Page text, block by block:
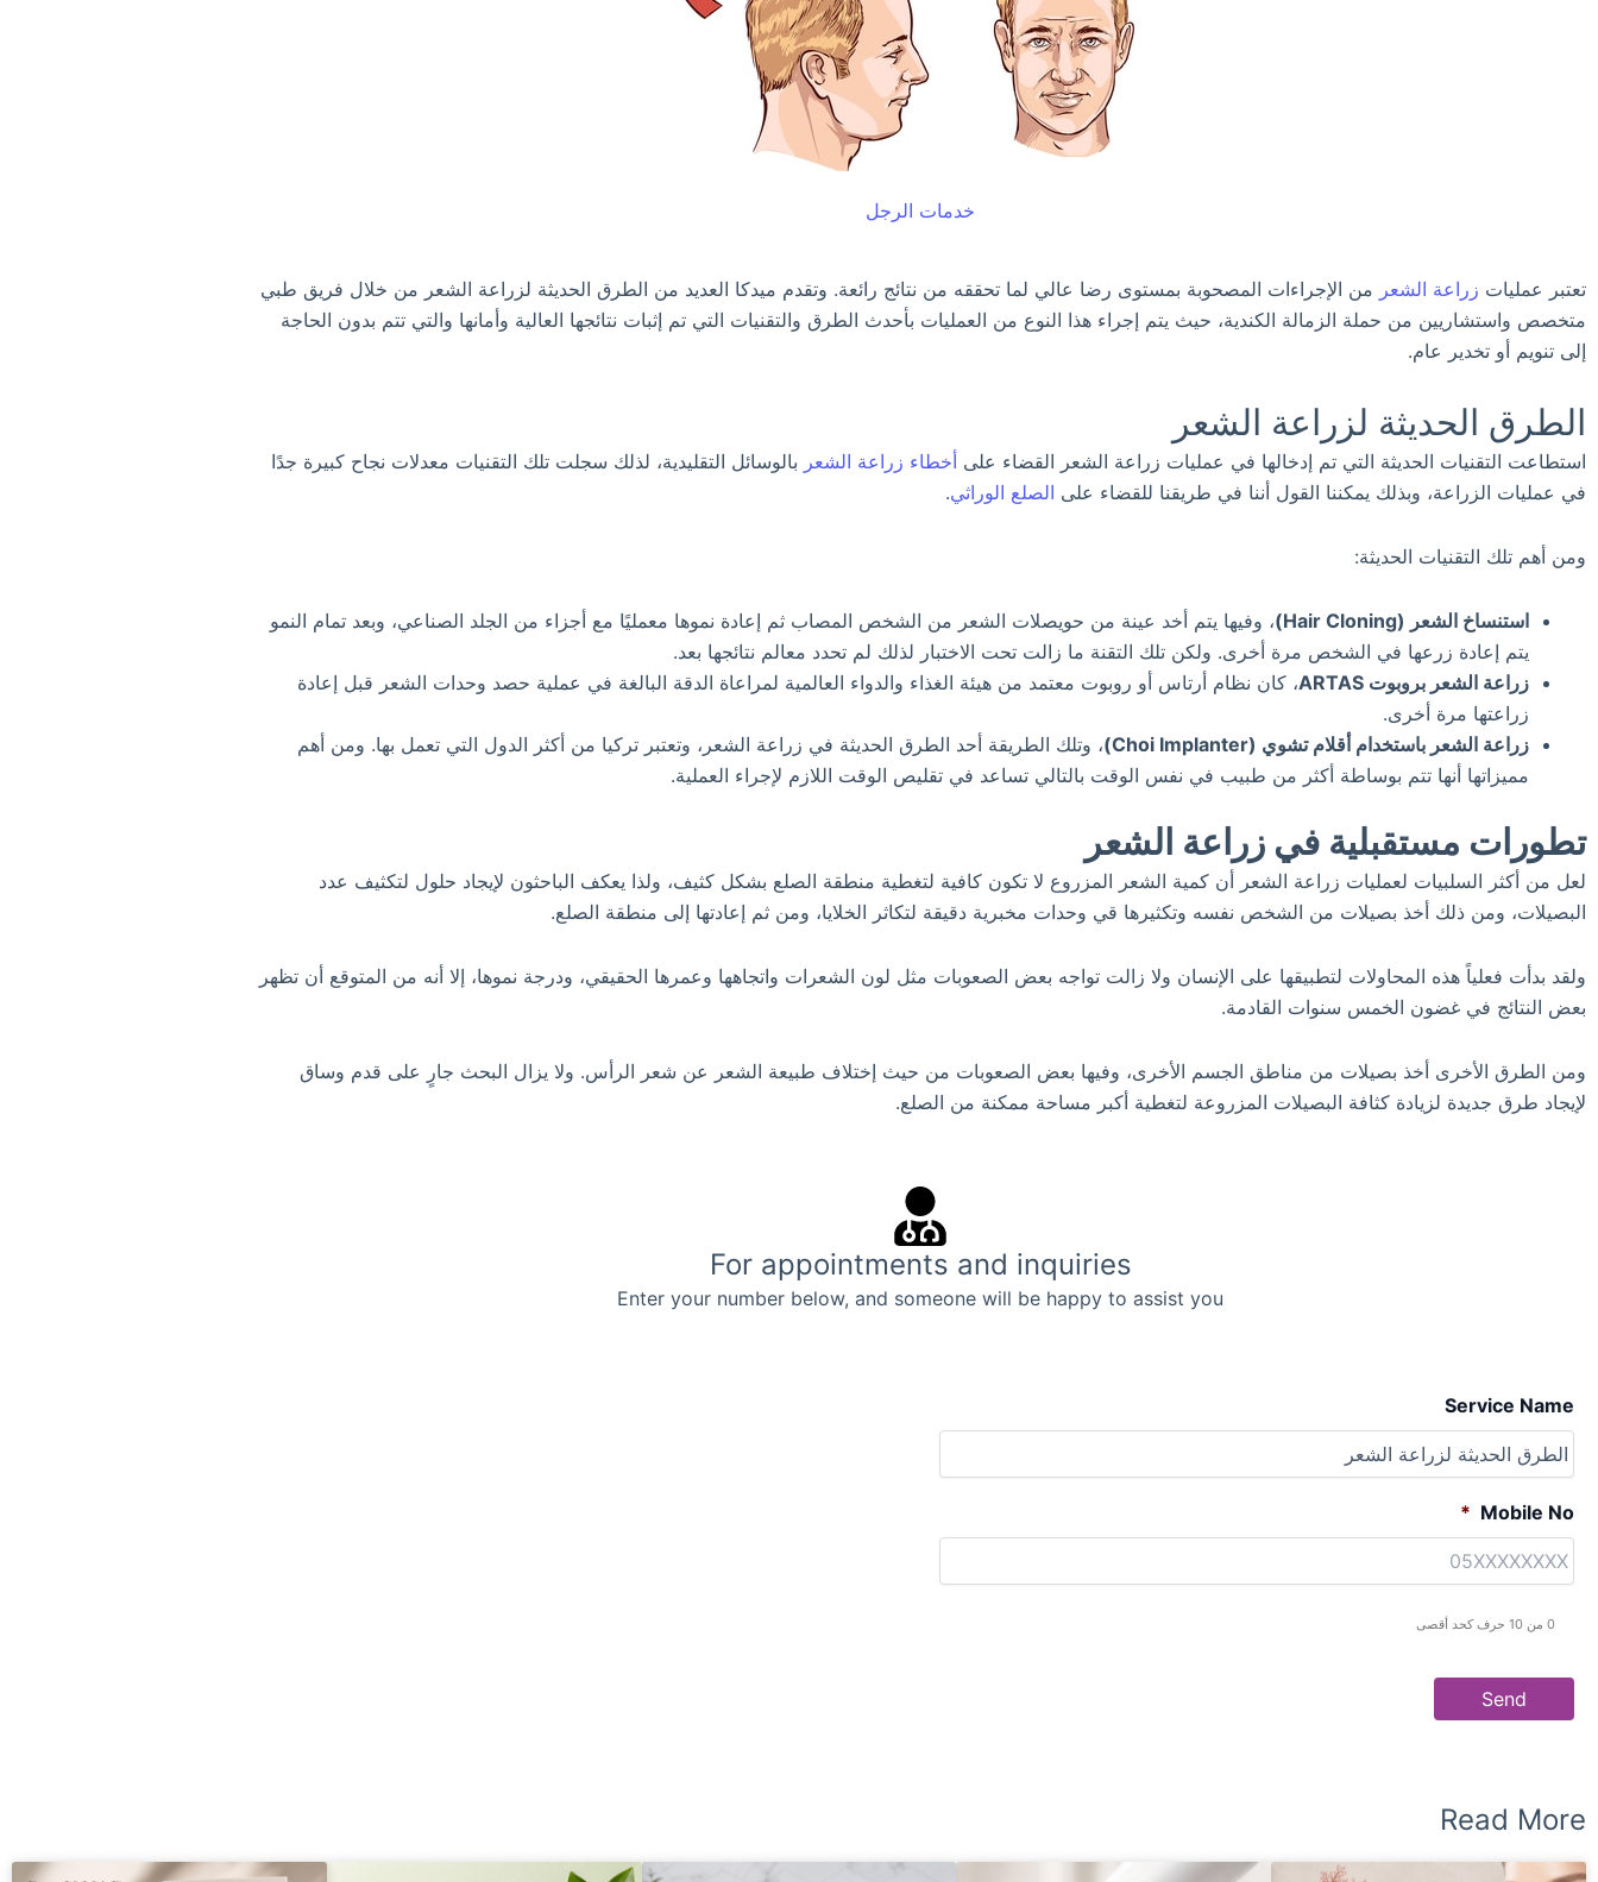
خدمات الرجل
تعتبر عمليات زراعة الشعر من الإجراءات المصحوبة بمستوى رضا عالي لما تحققه من نتائج رائعة. وتقدم ميدكا العديد من الطرق الحديثة لزراعة الشعر من خلال فريق طبي
متخصص واستشاريين من حملة الزمالة الكندية، حيث يتم إجراء هذا النوع من العمليات بأحدث الطرق والتقنيات التي تم إثبات نتائجها العالية وأمانها والتي تتم بدون الحاجة
إلى تنويم أو تخدير عام.
الطرق الحديثة لزراعة الشعر
استطاعت التقنيات الحديثة التي تم إدخالها في عمليات زراعة الشعر القضاء على أخطاء زراعة الشعر بالوسائل التقليدية، لذلك سجلت تلك التقنيات معدلات نجاح كبيرة جدًا
في عمليات الزراعة، وبذلك يمكننا القول أننا في طريقنا للقضاء على الصلع الوراثي.
ومن أهم تلك التقنيات الحديثة:
استنساخ الشعر (Hair Cloning)
، وفيها يتم أخد عينة من حويصلات الشعر من الشخص المصاب ثم إعادة نموها معمليًا مع أجزاء من الجلد الصناعي، وبعد تمام النمو
يتم إعادة زرعها في الشخص مرة أخرى. ولكن تلك التقنة ما زالت تحت الاختبار لذلك لم تحدد معالم نتائجها بعد.
زراعة الشعر بروبوت ARTAS
، كان نظام أرتاس أو روبوت معتمد من هيئة الغذاء والدواء العالمية لمراعاة الدقة البالغة في عملية حصد وحدات الشعر قبل إعادة
زراعتها مرة أخرى.
زراعة الشعر باستخدام أقلام تشوي (Choi Implanter)
، وتلك الطريقة أحد الطرق الحديثة في زراعة الشعر، وتعتبر تركيا من أكثر الدول التي تعمل بها. ومن أهم
مميزاتها أنها تتم بوساطة أكثر من طبيب في نفس الوقت بالتالي تساعد في تقليص الوقت اللازم لإجراء العملية.
تطورات مستقبلية في زراعة الشعر
لعل من أكثر السلبيات لعمليات زراعة الشعر أن كمية الشعر المزروع لا تكون كافية لتغطية منطقة الصلع بشكل كثيف، ولذا يعكف الباحثون لإيجاد حلول لتكثيف عدد
البصيلات، ومن ذلك أخذ بصيلات من الشخص نفسه وتكثيرها قي وحدات مخبرية دقيقة لتكاثر الخلايا، ومن ثم إعادتها إلى منطقة الصلع.
ولقد بدأت فعلياً هذه المحاولات لتطبيقها على الإنسان ولا زالت تواجه بعض الصعوبات مثل لون الشعرات واتجاهها وعمرها الحقيقي، ودرجة نموها، إلا أنه من المتوقع أن تظهر
بعض النتائج في غضون الخمس سنوات القادمة.
ومن الطرق الأخرى أخذ بصيلات من مناطق الجسم الأخرى، وفيها بعض الصعوبات من حيث إختلاف طبيعة الشعر عن شعر الرأس. ولا يزال البحث جارٍ على قدم وساق
لإيجاد طرق جديدة لزيادة كثافة البصيلات المزروعة لتغطية أكبر مساحة ممكنة من الصلع.
For appointments and inquiries
Enter your number below, and someone will be happy to assist you
Service Name
Mobile No
*
0 من 10 حرف كحد أقصى
Read More